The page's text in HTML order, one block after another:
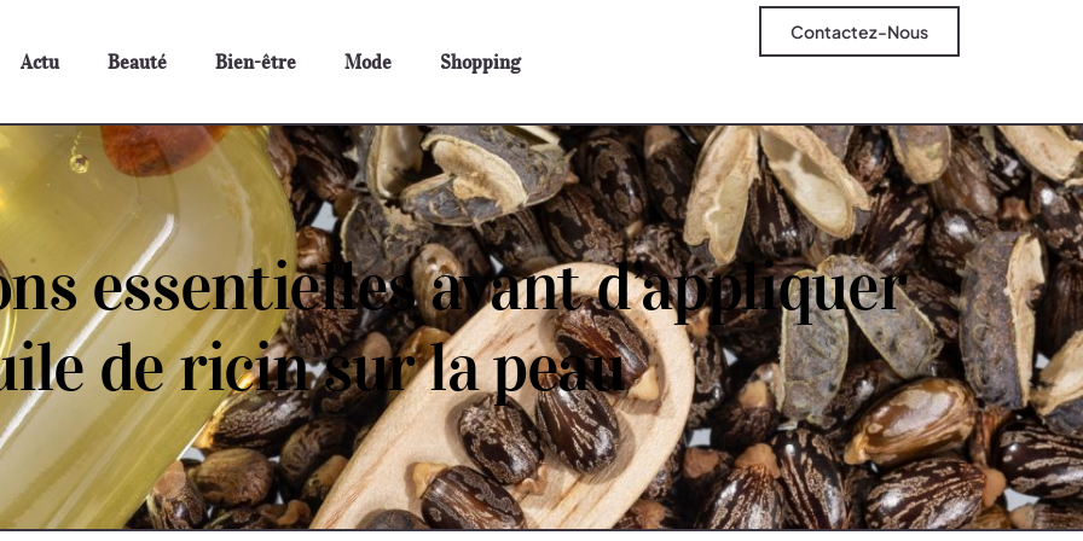
Actu Beauté Bien-être Mode Shopping
Contactez-Nous
essentielles avant d’appliquer
de ricin sur la peau